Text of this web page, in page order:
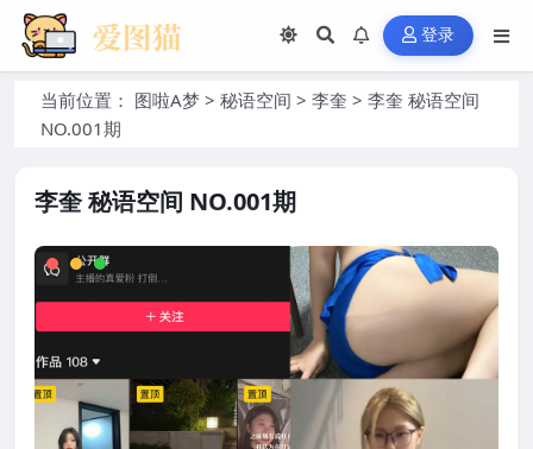
登录
当前位置： 图啦A梦 > 秘语空间 > 李奎 > 李奎 秘语空间
NO.001期
李奎 秘语空间 NO.001期